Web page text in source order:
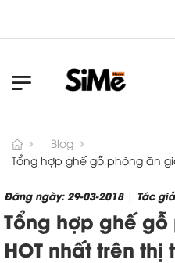
Chào
Blog
Tổng hợp ghế gỗ phòng ăn
Đăng ngày: 29-03-2018| Tác
Tổng hợp ghế
HOT nhất trên thị